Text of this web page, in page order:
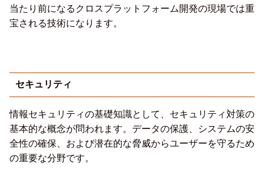
当たり前になるクロスプラットフォーム開発の現場では重
宝される技術になります。
セキュリティ
情報セキュリティの基礎知識として、セキュリティ対策の
基本的な概念が問われます。データの保護、システムの安
全性の確保、および潜在的な脅威からユーザーを守るため
の重要な分野です。